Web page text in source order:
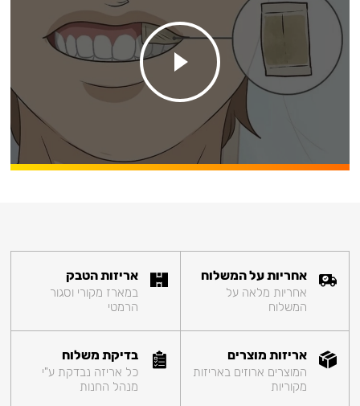
אחריות על המשלוח
אחריות מלאה על
המשלוח
אריזות הטבק
במארז מקורי וסגור
הרמטי
אריזות מוצרים
המוצרים ארוזים באריזות
מקוריות
בדיקת משלוח
כל אריזה נבדקת ע"י
מנהל החנות